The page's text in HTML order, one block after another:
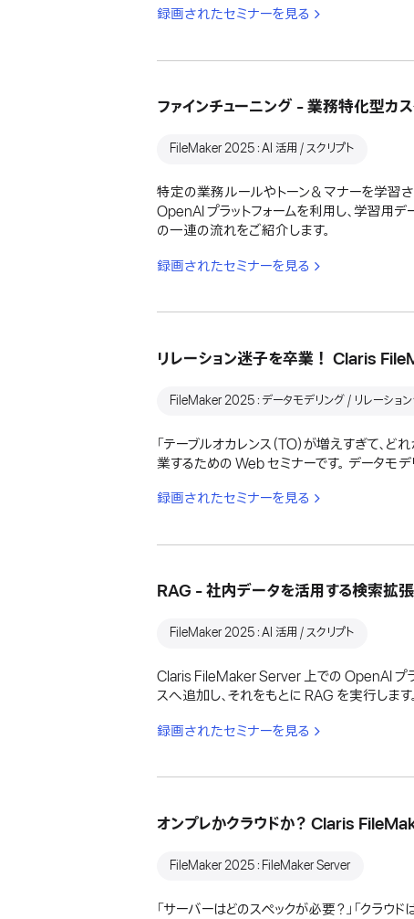
録画されたセミナーを見る
ファインチューニング - 業務特化型
FileMaker 2025：AI 活用 / スクリプト
特定の業務ルールやトーン＆マナーを学習さ
OpenAI プラットフォームを利用し、学習用
の一連の流れをご紹介します。
録画されたセミナーを見る
リレーション迷子を卒業！ Claris
FileMaker 2025：データモデリング / リレーション
「テーブルオカレンス（TO）が増えすぎて、
業するための Web セミナーです。 データモ
録画されたセミナーを見る
RAG - 社内データを活用する検索拡
FileMaker 2025：AI 活用 / スクリプト
Claris FileMaker Server 上での OpenAI プ
スへ追加し、それをもとに RAG を実行します。
録画されたセミナーを見る
オンプレかクラウドか？ Claris
FileMaker 2025：FileMaker Server
「サーバーはどのスペックが必要？」「クラ